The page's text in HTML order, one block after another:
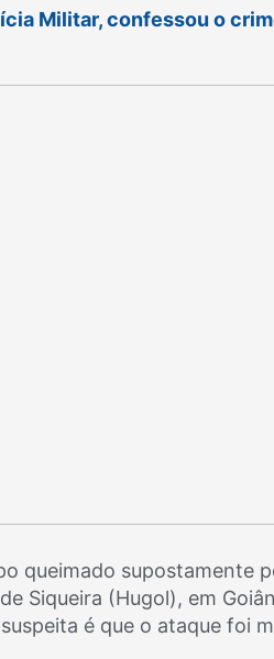
Militar, confessou o
queimado supostamente
Siqueira (Hugol), em
é que o ataque foi